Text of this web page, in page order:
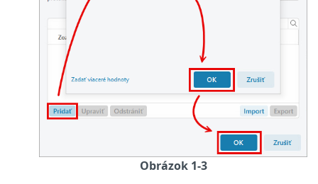
Obrázok 1-3